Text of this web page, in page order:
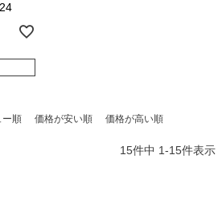
ー順 価格が安い順 価格が高い順
15件中 1-15件表示